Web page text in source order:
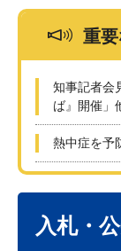
重
知事記者会
ば』開催」
熱中症を予
入札・